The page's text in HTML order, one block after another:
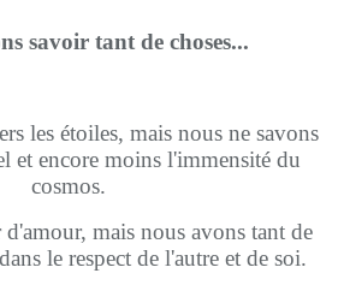
savoir tant de choses...
les étoiles, mais nous ne savons
et encore moins l'immensité du
cosmos.
mais nous avons tant de
le respect de l'autre et de soi.